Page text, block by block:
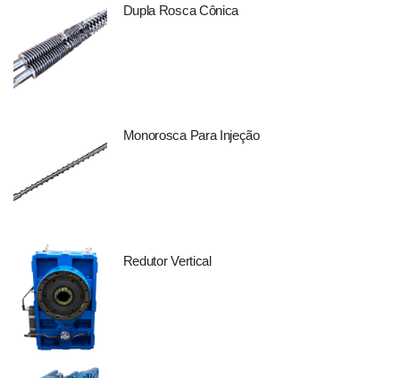
Dupla Rosca Cônica
Monorosca Para Injeção
Redutor Vertical